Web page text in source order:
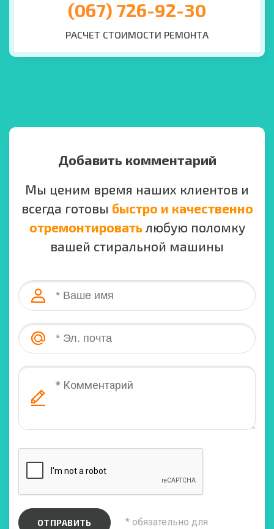
(067) 726-92-30
РАСЧЕТ СТОИМОСТИ РЕМОНТА
Добавить комментарий
Мы ценим время наших клиентов и
всегда готовы быстро и качественно
отремонтироватьлюбую поломку
вашей стиральной машины
ОТПРАВИТЬ
* обязательно для